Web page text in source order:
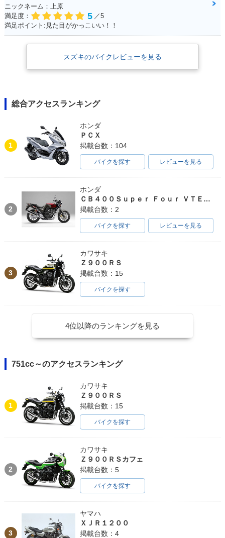
ニックネーム：上原
満足度：
5 ／5
満足ポイント:見た目がかっこいい！！
スズキのバイクレビューを見る
総合アクセスランキング
1
ホンダ
ＰＣＸ
掲載台数：104
バイクを探す レビューを見る
2
ホンダ
ＣＢ４００Ｓｕｐｅｒ Ｆｏｕｒ ＶＴＥＣ ＳＰＥＣ３
掲載台数：2
バイクを探す レビューを見る
3
カワサキ
Ｚ９００ＲＳ
掲載台数：15
バイクを探す
4位以降のランキングを見る
751cc～のアクセスランキング
1
カワサキ
Ｚ９００ＲＳ
掲載台数：15
バイクを探す
2
カワサキ
Ｚ９００ＲＳカフェ
掲載台数：5
バイクを探す
3
ヤマハ
ＸＪＲ１２００
掲載台数：4